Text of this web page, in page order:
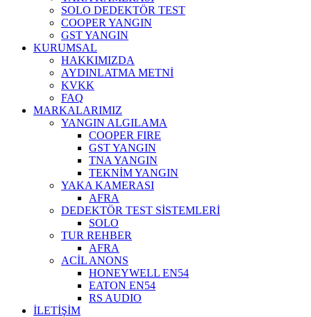
SOLO DEDEKTÖR TEST
COOPER YANGIN
GST YANGIN
KURUMSAL
HAKKIMIZDA
AYDINLATMA METNİ
KVKK
FAQ
MARKALARIMIZ
YANGIN ALGILAMA
COOPER FIRE
GST YANGIN
TNA YANGIN
TEKNİM YANGIN
YAKA KAMERASI
AFRA
DEDEKTÖR TEST SİSTEMLERİ
SOLO
TUR REHBER
AFRA
ACİL ANONS
HONEYWELL EN54
EATON EN54
RS AUDIO
İLETİŞİM